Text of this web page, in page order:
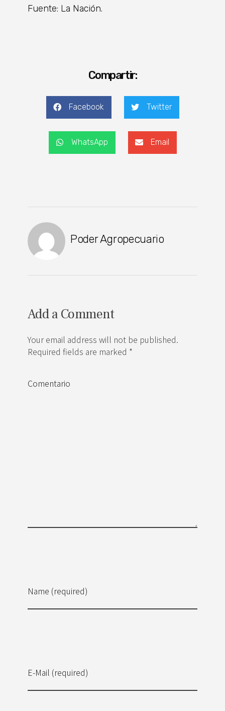
Fuente: La Nación.
Compartir:
Facebook Twitter
WhatsApp Email
Poder Agropecuario
Add a Comment
Your email address will not be published.
Required fields are marked *
Name (required)
E-Mail (required)
Comentario